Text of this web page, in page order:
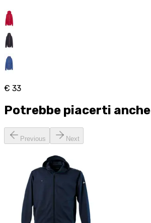
€ 33
Potrebbe piacerti anche
Previous Next